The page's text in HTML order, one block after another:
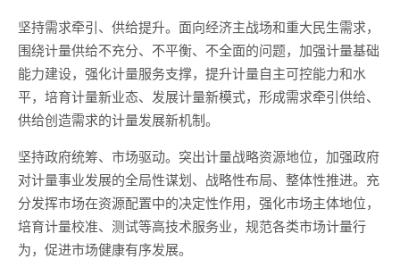
坚持需求牵引、供给提升。面向经济主战场和重大民生需求，
围绕计量供给不充分、不平衡、不全面的问题，加强计量基础
能力建设，强化计量服务支撑，提升计量自主可控能力和水
平，培育计量新业态、发展计量新模式，形成需求牵引供给、
供给创造需求的计量发展新机制。
坚持政府统筹、市场驱动。突出计量战略资源地位，加强政府
对计量事业发展的全局性谋划、战略性布局、整体性推进。充
分发挥市场在资源配置中的决定性作用，强化市场主体地位，
培育计量校准、测试等高技术服务业，规范各类市场计量行
为，促进市场健康有序发展。